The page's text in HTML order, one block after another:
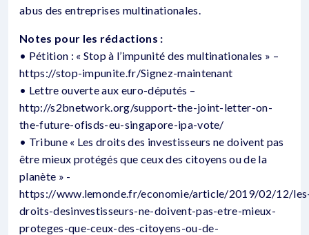
abus des entreprises multinationales.
Notes pour les rédactions :
• Pétition : « Stop à l’impunité des multinationales » –
https://stop-impunite.fr/Signez-maintenant
• Lettre ouverte aux euro-députés –
http://s2bnetwork.org/support-the-joint-letter-on-
the-future-ofisds-eu-singapore-ipa-vote/
• Tribune « Les droits des investisseurs ne doivent pas
être mieux protégés que ceux des citoyens ou de la
planète » -
https://www.lemonde.fr/economie/article/2019/02/12/
droits-desinvestisseurs-ne-doivent-pas-etre-mieux-
proteges-que-ceux-des-citoyens-ou-de-